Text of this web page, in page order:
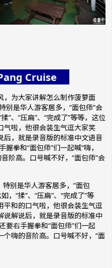
Cruise
，为大家讲解怎么制作菠萝面
别是华人游客居多，“面包师”会
”、“压扁”、“完成了”等等，这位
气啦，他很会装生气逗大家笑
后，就是录音版的标准中文语音
拳和“面包师”们一起喊“嗨，
阶高。口号喊不好，“面包师”会
是华人游客居多，“面包
，“揉”、“压扁”、“完成了”等
平和的口气啦，他很会装生气逗
说解说后，就是录音版的标准中
要右手握拳和“面包师”们一起
个嗨的音阶高。口号喊不好，“面